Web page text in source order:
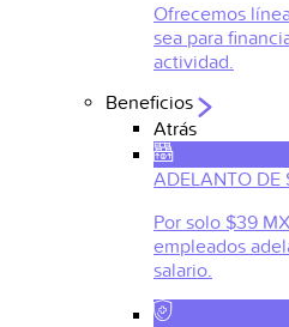
Ofrecemos
sea para
actividad.
Beneficios
Atrás
ADELANTO DE
Por solo $39
empleados
salario.